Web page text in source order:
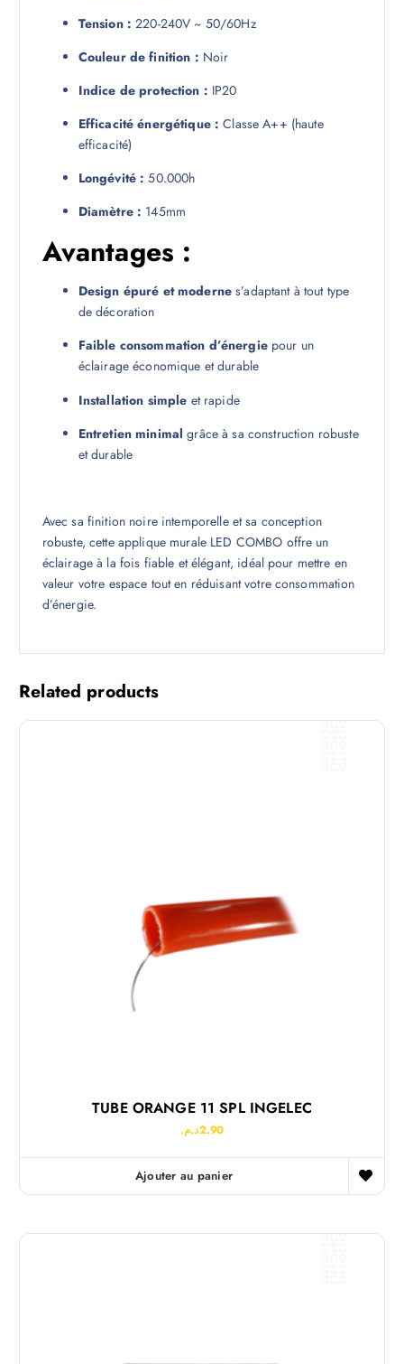
Tension : 220-240V ~ 50/60Hz
Couleur de finition : Noir
Indice de protection : IP20
Efficacité énergétique : Classe A++ (haute
efficacité)
Longévité : 50.000h
Diamètre : 145mm
Avantages :
Design épuré et modernes’adaptant à tout type
de décoration
Faible consommation d’énergiepour un
éclairage économique et durable
Installation simple et rapide
Entretien minimal grâce à sa construction robuste
et durable
Avec sa finition noire intemporelle et sa conception
robuste, cette applique murale LED COMBO offre un
éclairage à la fois fiable et élégant, idéal pour mettre en
valeur votre espace tout en réduisant votre consommation
d’énergie.
Related products
TUBE ORANGE 11 SPL INGELEC
2.90د.م.
Ajouter au panier